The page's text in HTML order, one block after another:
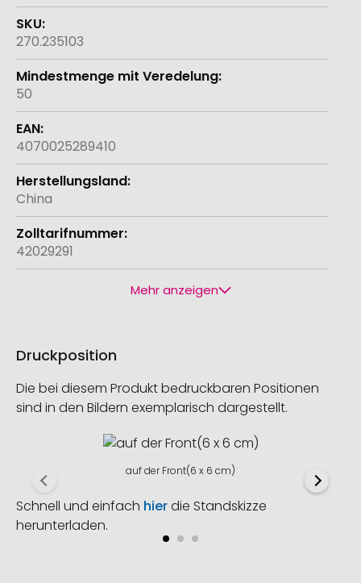
270.235103
50
4070025289410
China
42029291
Mehr anzeigen
Druckposition
Die bei diesem Produkt bedruckbaren Positionen
sind in den Bildern exemplarisch dargestellt.
auf der Front(6 x 6 cm)
Schnell und einfach hierdie Standskizze
herunterladen.